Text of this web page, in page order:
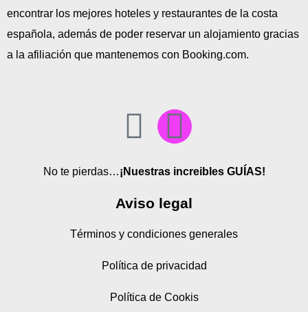
encontrar los mejores hoteles y restaurantes de la costa
española, además de poder reservar un alojamiento gracias
a la afiliación que mantenemos con Booking.com.
No te pierdas…¡Nuestras increibles GUÍAS!
Aviso legal
Términos y condiciones generales
Política de privacidad
Política de Cookis